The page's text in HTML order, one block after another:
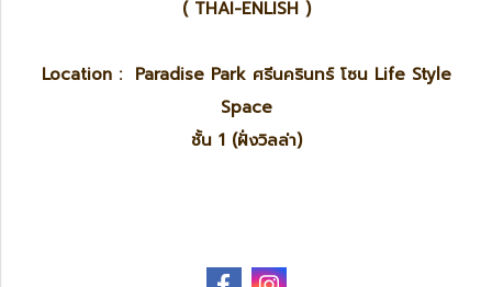
( THAI-ENLISH )
Location : Paradise Park ศรีนครินทร์ โซน Life Style
Space
ชั้น 1 (ฝั่งวิลล่า)